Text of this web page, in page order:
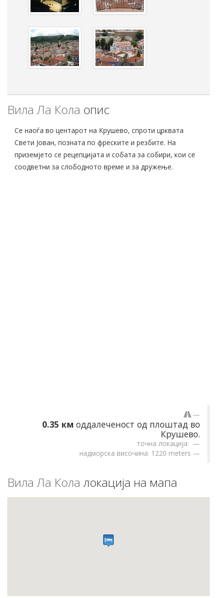
Вила Ла Кола опис
Се наоѓа во центарот на Крушево, спроти црквата
Свети Јован, позната по фреските и резбите. На
приземјето се рецепцијата и собата за собири, кои се
соодветни за слободното време и за дружење.
0.35 км оддалеченост од плоштад во
Крушево.
точна локација:
надморска височина: 1220 meters
Вила Ла Кола локација на мапа